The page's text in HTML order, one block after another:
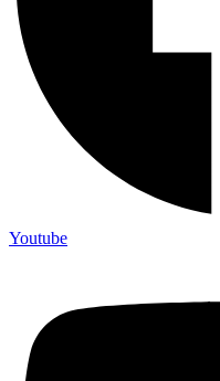
Youtube